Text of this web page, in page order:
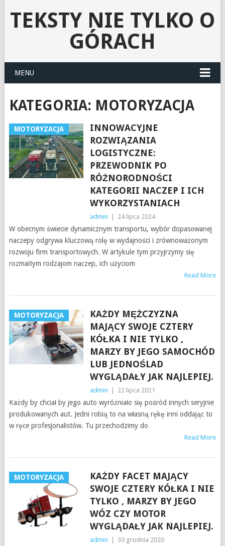
TEKSTY NIE TYLKO O
GÓRACH
MENU
KATEGORIA: MOTORYZACJA
MOTORYZACJA
INNOWACYJNE
ROZWIĄZANIA
LOGISTYCZNE:
PRZEWODNIK PO
RÓŻNORODNOŚCI
KATEGORII NACZEP I ICH
WYKORZYSTANIACH
admin 24 lipca 2024
W obecnym świecie dynamicznym transportu, wybór dopasowanej
naczepy odgrywa kluczową rolę w wydajności i zrównoważonym
rozwoju firm transportowych. W artykule tym przyjrzymy się
rozmaitym rodzajom naczep, ich użyciom
Read More
MOTORYZACJA
KAŻDY MĘŻCZYZNA
MAJĄCY SWOJE CZTERY
KÓŁKA I NIE TYLKO ,
MARZY BY JEGO SAMOCHÓD
LUB JEDNOŚLAD
WYGLĄDAŁY JAK NAJLEPIEJ.
admin 22 lipca 2021
Każdy by chciał by jego auto wyróżniało się pośród innych seryjnie
produkowanych aut. Jedni robią to na własną rękę inni oddając to
w ręce profesjonalistów. Tu przechodzimy do
Read More
MOTORYZACJA
KAŻDY FACET MAJĄCY
SWOJE CZTERY KÓŁKA I NIE
TYLKO , MARZY BY JEGO
WÓZ CZY MOTOR
WYGLĄDAŁY JAK NAJLEPIEJ.
admin 30 grudnia 2020